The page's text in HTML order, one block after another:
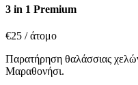
3 in 1 Premium
€25 / άτομο
Παρατήρηση θαλάσσιας
Μαραθονήσι.